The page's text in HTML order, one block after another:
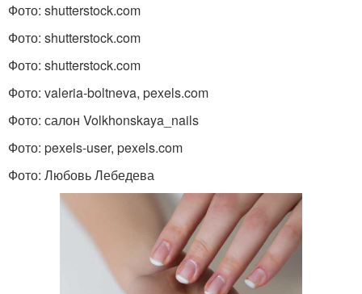
Фото: shutterstock.com
Фото: shutterstock.com
Фото: shutterstock.com
Фото: valeria-boltneva, pexels.com
Фото: салон Volkhonskaya_nails
Фото: pexels-user, pexels.com
Фото: Любовь Лебедева